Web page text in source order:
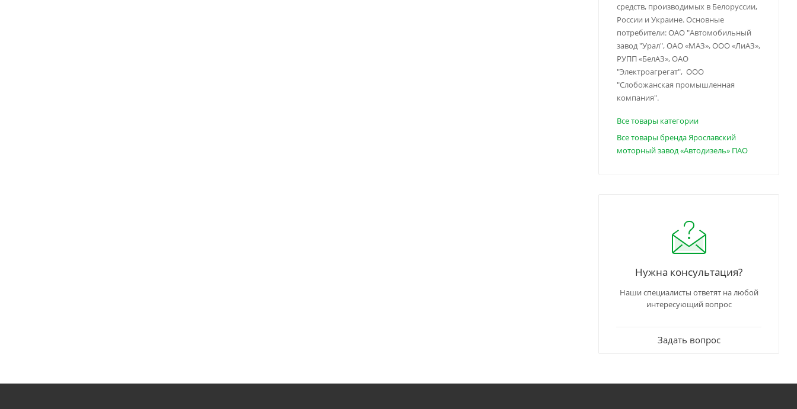
средств, производимых в Белоруссии,
России и Украине. Основные
потребители: ОАО "Автомобильный
завод "Урал", ОАО «МАЗ», ООО «ЛиАЗ»,
РУПП «БелАЗ», ОАО
"Электроагрегат", ООО
"Слобожанская промышленная
компания".
Все товары категории
Все товары бренда Ярославский
моторный завод «Автодизель» ПАО
Нужна консультация?
Наши специалисты ответят на любой
интересующий вопрос
Задать вопрос